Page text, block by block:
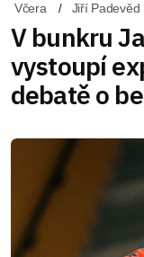
Včera Jiří Padevěd
V bunkru
vystoupí
debatě o